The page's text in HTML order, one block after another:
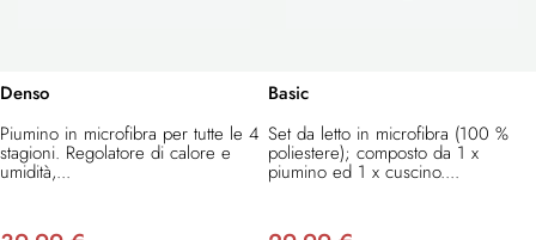
Denso
Piumino in microfibra per tutte le 4
stagioni. Regolatore di calore e
umidità,...
Basic
Set da letto in microfibra (100 %
poliestere); composto da 1 x
piumino ed 1 x cuscino....